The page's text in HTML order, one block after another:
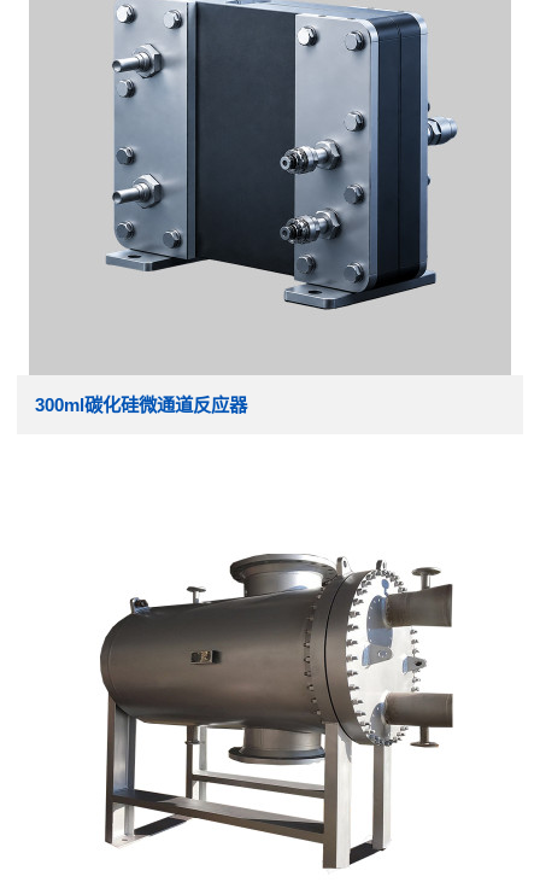
300ml碳化硅微通道反应器